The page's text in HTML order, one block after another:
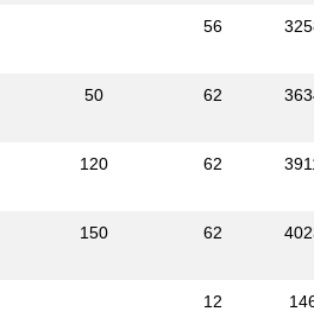
56
50 62
120 62
150 62
12